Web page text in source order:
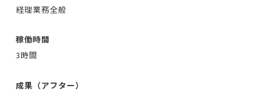
経理業務全般
稼働時間
3時間
成果（アフター）